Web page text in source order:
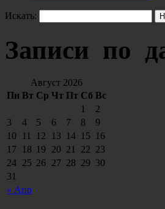
Искать:
Записи по
Август 2026
Пн Вт Ср Чт Пт Сб Вс
« Апр
1
2
3
4 5 6 7 8
9
10
11 12 13 14 15
16
17
18 19 20 21 22 23
24 25 26 27 28 29 30
31